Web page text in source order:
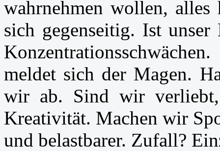
wahrnehmen wollen, alles
sich gegenseitig. Ist
meldet sich der Magen.
wir ab. Sind wir
Kreativität. Machen wir
und belastbarer. Zufall?